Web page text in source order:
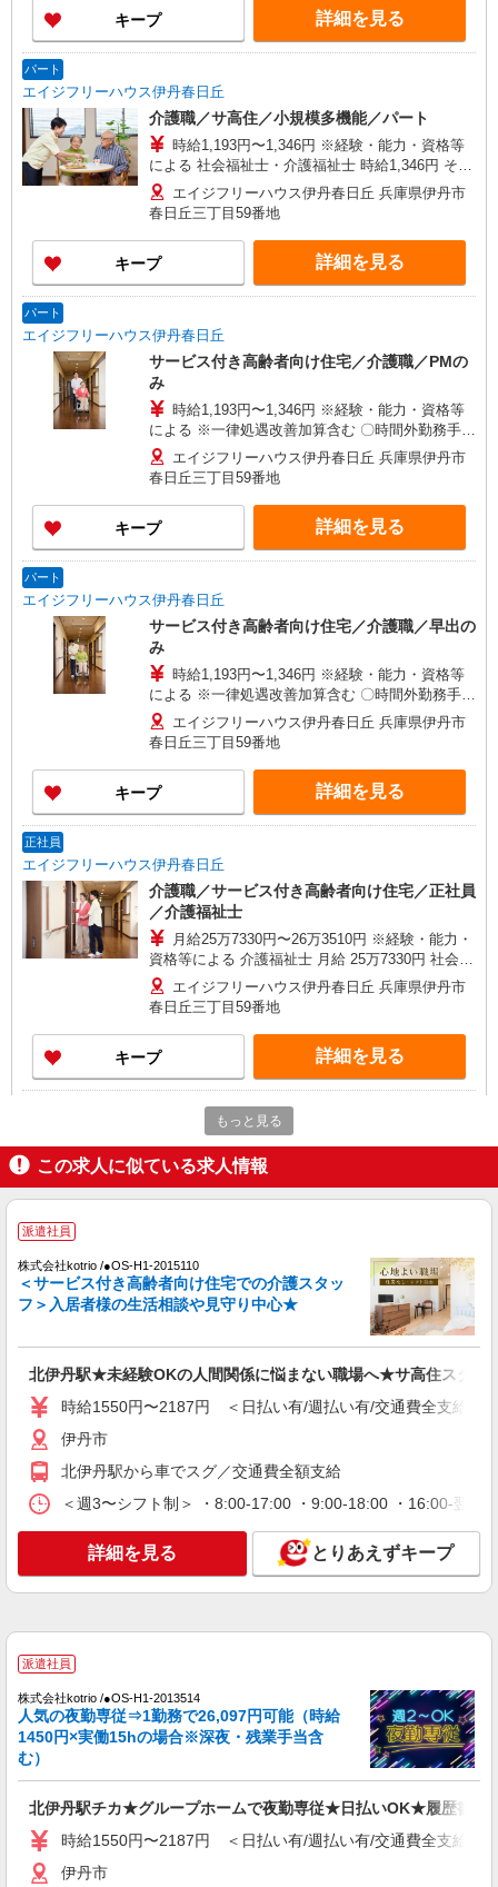
キープ 詳細を見る
パート
エイジフリーハウス伊丹春日丘
介護職／サ高住／小規模多機能／パート
時給1,193円〜1,346円 ※経験・能力・資格等
による 社会福祉士・介護福祉士 時給1,346円 その
他資格 時給1,193円 ※一律処遇改善加算含む 〇時
間外勤務手当 〇土日祝勤務手当 〇夜勤手当 〇深
夜勤務手当 〇年末年始勤務手当 〇早朝7:00〜
8:00/夜間18:00〜20:00は時給25％UP
エイジフリーハウス伊丹春日丘 兵庫県伊丹市
春日丘三丁目59番地
キープ 詳細を見る
パート
エイジフリーハウス伊丹春日丘
サービス付き高齢者向け住宅／介護職／PMの
み
時給1,193円〜1,346円 ※経験・能力・資格等
による ※一律処遇改善加算含む 〇時間外勤務手当
〇土日祝勤務手当 〇夜勤手当 〇深夜勤務手当 〇
年末年始勤務手当 〇早朝7:00〜8:00/夜間18:00〜
20:00は時給25％UP
エイジフリーハウス伊丹春日丘 兵庫県伊丹市
春日丘三丁目59番地
キープ 詳細を見る
パート
エイジフリーハウス伊丹春日丘
サービス付き高齢者向け住宅／介護職／早出の
み
時給1,193円〜1,346円 ※経験・能力・資格等
による ※一律処遇改善加算含む 〇時間外勤務手当
〇土日祝勤務手当 〇夜勤手当 〇深夜勤務手当 〇
年末年始勤務手当 〇早朝7:00〜8:00/夜間18:00〜
20:00は時給25％UP
エイジフリーハウス伊丹春日丘 兵庫県伊丹市
春日丘三丁目59番地
キープ 詳細を見る
正社員
エイジフリーハウス伊丹春日丘
介護職／サービス付き高齢者向け住宅／正社員
／介護福祉士
月給25万7330円〜26万3510円 ※経験・能力・
資格等による 介護福祉士 月給 25万7330円 社会福
祉士 月給 26万3510円 ※一律処遇改善加算含む ※
夜勤手当6000円/4回を含む 〇資格手当 〇職種手当
〇業務手当 〇時間外勤務手当 〇夜勤手当 〇深夜
勤務手当 〇休日勤務手当 〇年末年始勤務手当
エイジフリーハウス伊丹春日丘 兵庫県伊丹市
春日丘三丁目59番地
キープ 詳細を見る
エイジフリーハウス伊丹春日丘
サービス付き高齢者向け住宅／介護職／16-20
時
時給1,193円〜1,346円 ※経験・能力・資格等
年末年始勤務手当 〇早朝7:00〜8:00/夜間18:00〜
20:00は時給25％UP
春日丘三丁目59番地
詳細を見る
正社員
エイジフリーハウス伊丹春日丘
介護職／サービス付き高齢者向け住宅／正社員
力・資格等による 初任者研修 月給 24万1,280円
万7,330円 社会福祉士 月給 26万3,510円 ※一律処
遇改善加算含む ※夜勤手当6,000円/4回を含む 〇
資格手当 〇職種手当 〇業務手当 〇時間外勤務手
当 〇夜勤手当 〇深夜勤務手当 〇休日勤務手当〇
エイジフリーハウス伊丹春日丘 兵庫県伊丹市
春日丘三丁目59番地
キープ 詳細を見る
エイジフリーハウス伊丹春日丘
時給1,193円〜1,346円 ※経験・能力・資格等
による 介護福祉士 時給1,346円 実務者研修 時給
1,193円 初任者研修 時給1,193円 ※一律処遇改善
加算含む 〇時間外勤務手当 〇土日祝勤務手当 〇
早朝7:00〜8:00/夜間18:00〜20:00は時給25％UP
エイジフリーハウス伊丹春日丘 兵庫県伊丹市
春日丘三丁目59番地
キープ 詳細を見る
派遣社員
もっと見る
この求人に似ている求人情報
派遣社員
株式会社kotrio /●OS-H1-2015110
＜サービス付き高齢者向け住宅での介護スタッ
フ＞入居者様の生活相談や見守り中心★
北伊丹駅★未経験OKの人間関係に悩まない職場へ★サ高住スタッ
時給1550円〜2187円 ＜日払い有/週払い有/交通費全支給(ガ
伊丹市
北伊丹駅から車でスグ／交通費全額支給
＜週3〜シフト制＞ ・8:00-17:00 ・9:00-18:00 ・16:00-
詳細を見る とりあえずキープ
派遣社員
株式会社kotrio /●OS-H1-2013514
人気の夜勤専従⇒1勤務で26,097円可能（時給
1450円×実働15hの場合※深夜・残業手当含
む）
北伊丹駅チカ★グループホームで夜勤専従★日払いOK★履歴書不
時給1550円〜2187円 ＜日払い有/週払い有/交通費全支給(ガ
伊丹市